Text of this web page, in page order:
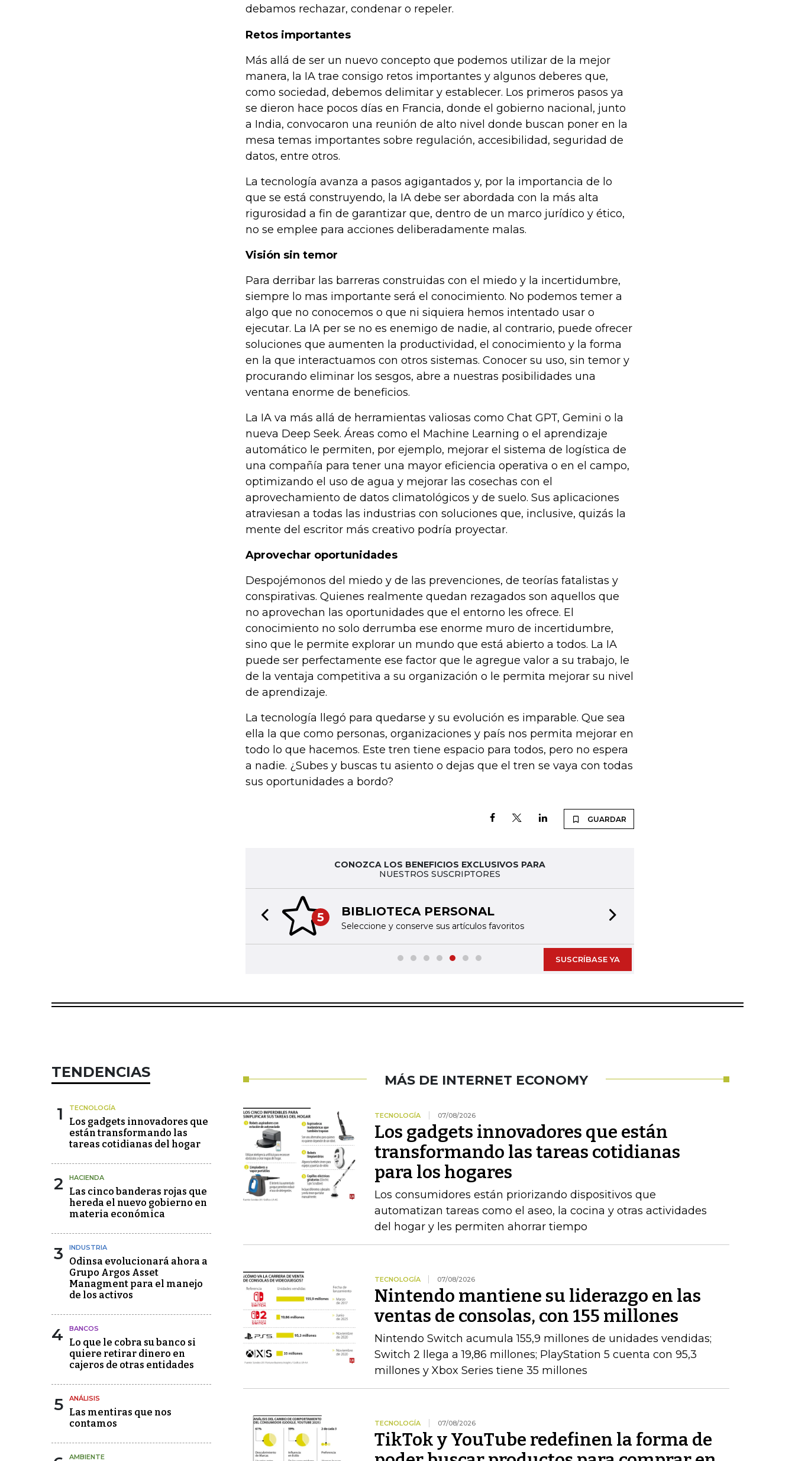
debamos rechazar, condenar o repeler.
Retos importantes
Más allá de ser un nuevo concepto que podemos utilizar de la mejor
manera, la IA trae consigo retos importantes y algunos deberes que,
como sociedad, debemos delimitar y establecer. Los primeros pasos ya
se dieron hace pocos días en Francia, donde el gobierno nacional, junto
a India, convocaron una reunión de alto nivel donde buscan poner en la
mesa temas importantes sobre regulación, accesibilidad, seguridad de
datos, entre otros.
La tecnología avanza a pasos agigantados y, por la importancia de lo
que se está construyendo, la IA debe ser abordada con la más alta
rigurosidad a fin de garantizar que, dentro de un marco jurídico y ético,
no se emplee para acciones deliberadamente malas.
Visión sin temor
Para derribar las barreras construidas con el miedo y la incertidumbre,
siempre lo mas importante será el conocimiento. No podemos temer a
algo que no conocemos o que ni siquiera hemos intentado usar o
ejecutar. La IA per se no es enemigo de nadie, al contrario, puede ofrecer
soluciones que aumenten la productividad, el conocimiento y la forma
en la que interactuamos con otros sistemas. Conocer su uso, sin temor y
procurando eliminar los sesgos, abre a nuestras posibilidades una
ventana enorme de beneficios.
La IA va más allá de herramientas valiosas como Chat GPT, Gemini o la
nueva Deep Seek. Áreas como el Machine Learning o el aprendizaje
automático le permiten, por ejemplo, mejorar el sistema de logística de
una compañía para tener una mayor eficiencia operativa o en el campo,
optimizando el uso de agua y mejorar las cosechas con el
aprovechamiento de datos climatológicos y de suelo. Sus aplicaciones
atraviesan a todas las industrias con soluciones que, inclusive, quizás la
mente del escritor más creativo podría proyectar.
Aprovechar oportunidades
Despojémonos del miedo y de las prevenciones, de teorías fatalistas y
conspirativas. Quienes realmente quedan rezagados son aquellos que
no aprovechan las oportunidades que el entorno les ofrece. El
conocimiento no solo derrumba ese enorme muro de incertidumbre,
sino que le permite explorar un mundo que está abierto a todos. La IA
puede ser perfectamente ese factor que le agregue valor a su trabajo, le
de la ventaja competitiva a su organización o le permita mejorar su nivel
de aprendizaje.
La tecnología llegó para quedarse y su evolución es imparable. Que sea
ella la que como personas, organizaciones y país nos permita mejorar en
todo lo que hacemos. Este tren tiene espacio para todos, pero no espera
a nadie. ¿Subes y buscas tu asiento o dejas que el tren se vaya con todas
sus oportunidades a bordo?
GUARDAR
CONOZCA LOS BENEFICIOS EXCLUSIVOS PARA
NUESTROS SUSCRIPTORES
5 BIBLIOTECA PERSONAL
Seleccione y conserve sus artículos favoritos
Previous slide
SUSCRÍBASE YA
TENDENCIAS
1 TECNOLOGÍA
Los gadgets innovadores que
están transformando las
tareas cotidianas del hogar
2 HACIENDA
Las cinco banderas rojas que
hereda el nuevo gobierno en
materia económica
3 INDUSTRIA
Odinsa evolucionará ahora a
Grupo Argos Asset
Managment para el manejo
de los activos
4 BANCOS
Lo que le cobra su banco si
quiere retirar dinero en
cajeros de otras entidades
5 ANÁLISIS
Las mentiras que nos
contamos
AMBIENTE
MÁS DE INTERNET ECONOMY
TECNOLOGÍA 07/08/2026
Los gadgets innovadores que están
transformando las tareas cotidianas
para los hogares
Los consumidores están priorizando dispositivos que
automatizan tareas como el aseo, la cocina y otras actividades
del hogar y les permiten ahorrar tiempo
TECNOLOGÍA 07/08/2026
Nintendo mantiene su liderazgo en las
ventas de consolas, con 155 millones
Nintendo Switch acumula 155,9 millones de unidades vendidas;
Switch 2 llega a 19,86 millones; PlayStation 5 cuenta con 95,3
millones y Xbox Series tiene 35 millones
TECNOLOGÍA 07/08/2026
TikTok y YouTube redefinen la forma de